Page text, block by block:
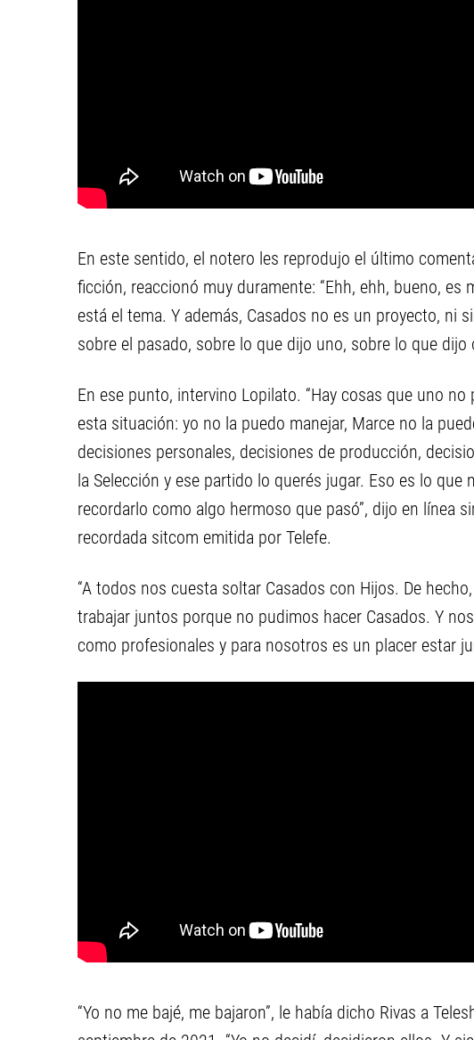
En este sentido, el notero les reprodujo el último
ficción, reaccionó muy duramente: “Ehh, ehh, bueno, es
está el tema. Y además, Casados no es un proyecto, ni
sobre el pasado, sobre lo que dijo uno, sobre lo que dijo
En ese punto, intervino Lopilato. “Hay cosas que uno
esta situación: yo no la puedo manejar, Marce no la
decisiones personales, decisiones de producción,
la Selección y ese partido lo querés jugar. Eso es lo que
recordarlo como algo hermoso que pasó”, dijo en línea
recordada sitcom emitida por Telefe.
“A todos nos cuesta soltar Casados con Hijos. De
trabajar juntos porque no pudimos hacer Casados. Y
como profesionales y para nosotros es un placer estar
“Yo no me bajé, me bajaron”, le había dicho Rivas a